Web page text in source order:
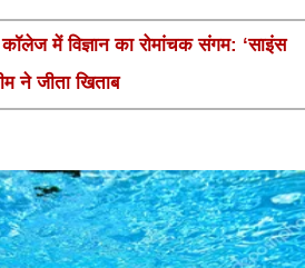
में विज्ञान का रोमांचक संगम: ‘साइंस
ने जीता खिताब